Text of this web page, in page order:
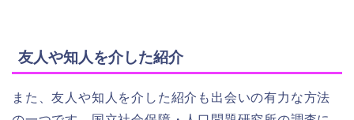
友人や知人を介した紹介
また、友人や知人を介した紹介も出会いの有力な方法